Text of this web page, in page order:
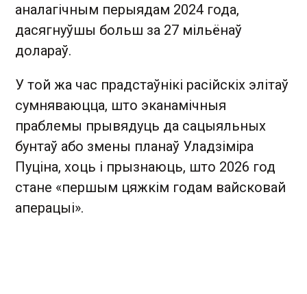
аналагічным перыядам 2024 года,
дасягнуўшы больш за 27 мільёнаў
долараў.
У той жа час прадстаўнікі расійскіх элітаў
сумняваюцца, што эканамічныя
праблемы прывядуць да сацыяльных
бунтаў або змены планаў Уладзіміра
Пуціна, хоць і прызнаюць, што 2026 год
стане «першым цяжкім годам вайсковай
аперацыі».